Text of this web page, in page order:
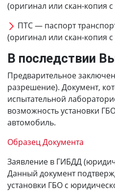
(оригинал или скан-копия
ПТС — паспорт
(оригинал или скан-копия
В последствии
Предварительное
разрешение). Документ,
испытательной
возможность установки
автомобиль.
Образец Документа
Заявление в ГИБДД
Данный документ
установки ГБО с